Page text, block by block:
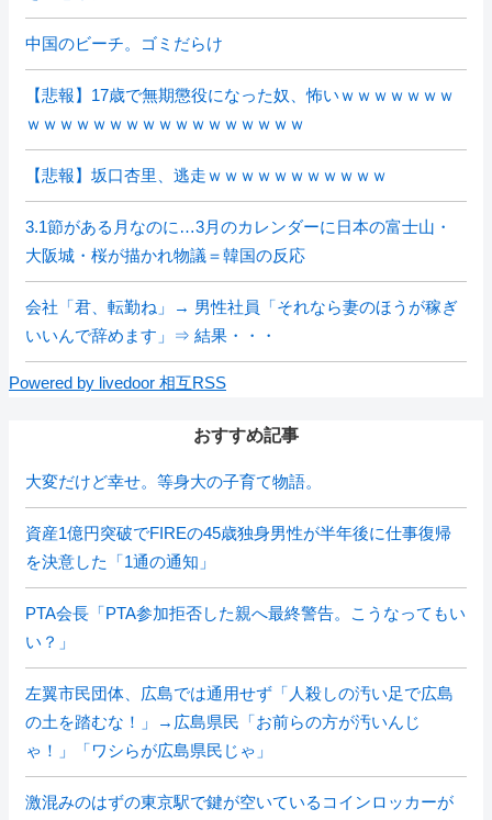
中国のビーチ。ゴミだらけ
【悲報】17歳で無期懲役になった奴、怖いｗｗｗｗｗｗｗ
ｗｗｗｗｗｗｗｗｗｗｗｗｗｗｗｗｗ
【悲報】坂口杏里、逃走ｗｗｗｗｗｗｗｗｗｗｗ
3.1節がある月なのに…3月のカレンダーに日本の富士山・
大阪城・桜が描かれ物議＝韓国の反応
会社「君、転勤ね」→ 男性社員「それなら妻のほうが稼ぎ
いいんで辞めます」⇒ 結果・・・
Powered by livedoor 相互RSS
おすすめ記事
大変だけど幸せ。等身大の子育て物語。
資産1億円突破でFIREの45歳独身男性が半年後に仕事復帰
を決意した「1通の通知」
PTA会長「PTA参加拒否した親へ最終警告。こうなってもい
い？」
左翼市民団体、広島では通用せず「人殺しの汚い足で広島
の土を踏むな！」→広島県民「お前らの方が汚いんじ
ゃ！」「ワシらが広島県民じゃ」
激混みのはずの東京駅で鍵が空いているコインロッカーが